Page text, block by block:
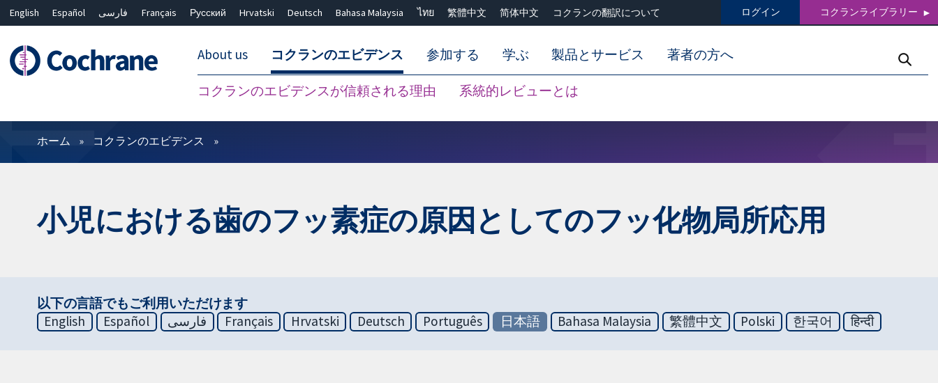
English Español فارسی Français Русский Hrvatski Deutsch Bahasa Malaysia ไทย 繁體中文 简体中文 コクランの翻訳について ログイン コクランライブラリー
About us コクランのエビデンス
コクランのエビデンスが信頼される理由 系統的レビューとは
参加する 学ぶ 製品とサービス 著者の方へ
フィルター
ホーム コクランのエビデンス
小児における歯のフッ素症の原因としてのフッ化物局所応用
以下の言語でもご利用いただけます
English
Español فارسی Français Hrvatski Deutsch Português 日本語 Bahasa Malaysia 繁體中文 Polski 한국어 हिन्दी